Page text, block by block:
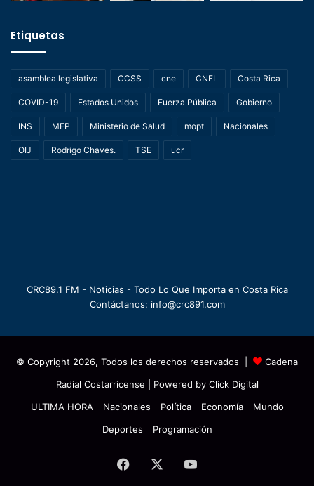
Etiquetas
asamblea legislativa CCSS cne CNFL Costa Rica
COVID-19 Estados Unidos Fuerza Pública Gobierno
INS MEP Ministerio de Salud mopt Nacionales
OIJ Rodrigo Chaves. TSE ucr
CRC89.1 FM - Noticias - Todo Lo Que Importa en Costa Rica
Contáctanos: info@crc891.com
© Copyright 2026, Todos los derechos reservados |
Cadena
Radial Costarricense | Powered by Click Digital
ULTIMA HORA
Nacionales Política Economía
Mundo
Deportes
Programación
Facebook YouTube